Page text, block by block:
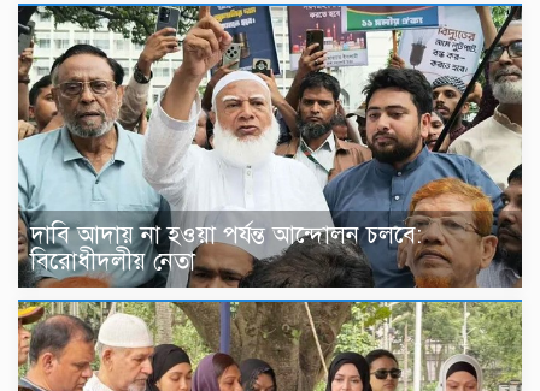
দাবি আদায় না হওয়া পর্যন্ত আন্দোলন চলবে:
বিরোধীদলীয় নেতা